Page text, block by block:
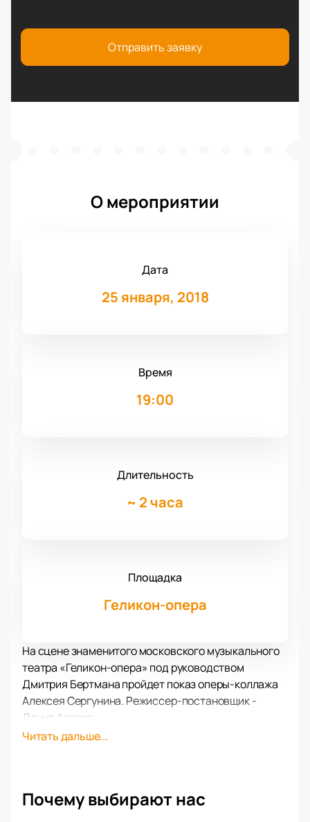
Отправить заявку
О мероприятии
Дата
25 января, 2018
Время
19:00
Длительность
~ 2 часа
Площадка
Геликон-опера
На сцене знаменитого московского музыкального
театра «Геликон-опера» под руководством
Дмитрия Бертмана пройдет показ оперы-коллажа
Алексея Сергунина. Режиссер-постановщик -
Денис Азаров.
Главный герой этой оперы – знаменитый доктор
огромное количество усилий, чтобы
Читать дальше...
Почему выбирают нас